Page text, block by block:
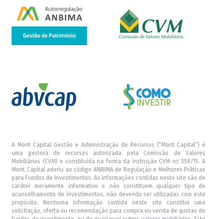
A Mont Capital Gestão e Administração de Recursos (“Mont Capital”) é
uma gestora de recursos autorizada pela Comissão de Valores
Mobiliários (CVM) e constituída na forma da Instrução CVM nº 558/15. A
Mont Capital aderiu ao código ANBIMA de Regulação e Melhores Práticas
para Fundos de Investimentos. As informações contidas neste site são de
caráter meramente informativo e não constituem qualquer tipo de
aconselhamento de investimentos, não devendo ser utilizadas com este
propósito. Nenhuma informação contida neste site constitui uma
solicitação, oferta ou recomendação para compra ou venda de quotas de